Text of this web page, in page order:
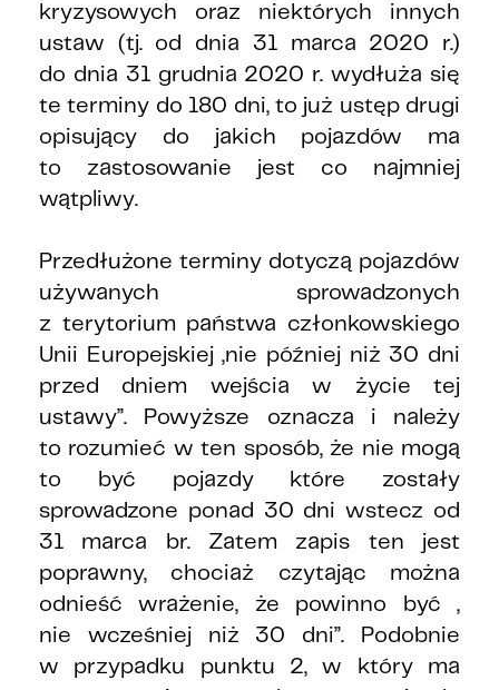
kryzysowych oraz niektórych innych
ustaw (tj. od dnia 31 marca 2020 r.)
do dnia 31 grudnia 2020 r. wydłuża się
te terminy do 180 dni, to już ustęp drugi
opisujący do jakich pojazdów ma
to zastosowanie jest co najmniej
wątpliwy.
Przedłużone terminy dotyczą pojazdów
używanych sprowadzonych
z terytorium państwa członkowskiego
Unii Europejskiej „nie później niż 30 dni
przed dniem wejścia w życie tej
ustawy”. Powyższe oznacza i należy
to rozumieć w ten sposób, że nie mogą
to być pojazdy które zostały
sprowadzone ponad 30 dni wstecz od
31 marca br. Zatem zapis ten jest
poprawny, chociaż czytając można
odnieść wrażenie, że powinno być „
nie wcześniej niż 30 dni”. Podobnie
w przypadku punktu 2, w który ma